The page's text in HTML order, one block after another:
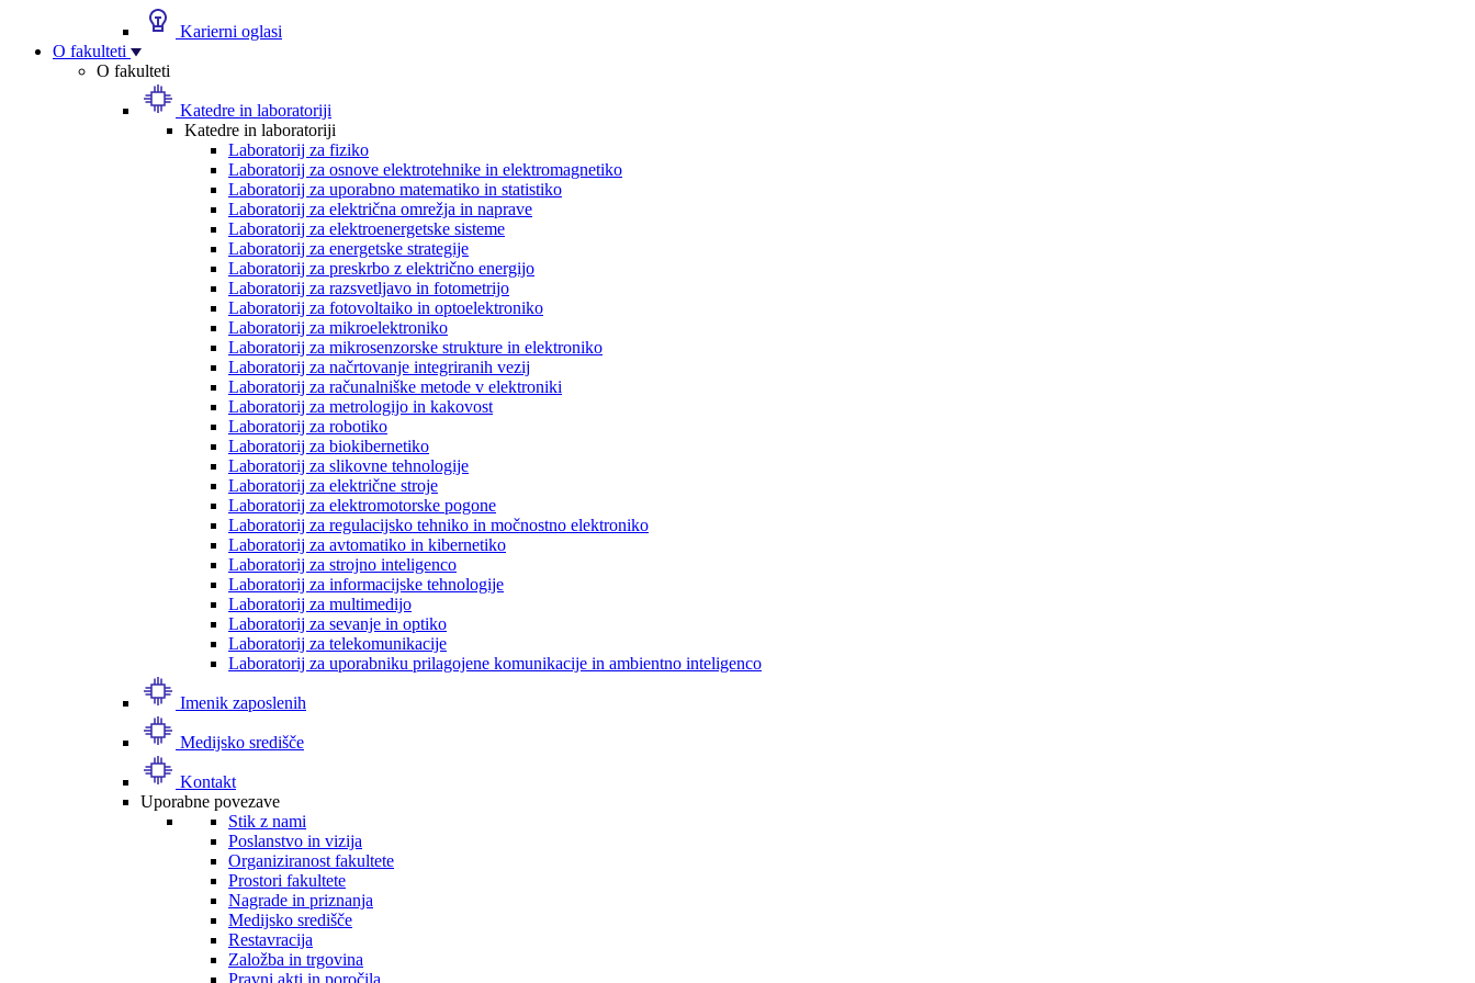
Karierni oglasi
O fakulteti
O fakulteti
Katedre in laboratoriji
Katedre in laboratoriji
Laboratorij za fiziko
Laboratorij za osnove elektrotehnike in elektromagnetiko
Laboratorij za uporabno matematiko in statistiko
Laboratorij za električna omrežja in naprave
Laboratorij za elektroenergetske sisteme
Laboratorij za energetske strategije
Laboratorij za preskrbo z električno energijo
Laboratorij za razsvetljavo in fotometrijo
Laboratorij za fotovoltaiko in optoelektroniko
Laboratorij za mikroelektroniko
Laboratorij za mikrosenzorske strukture in elektroniko
Laboratorij za načrtovanje integriranih vezij
Laboratorij za računalniške metode v elektroniki
Laboratorij za metrologijo in kakovost
Laboratorij za robotiko
Laboratorij za biokibernetiko
Laboratorij za slikovne tehnologije
Laboratorij za električne stroje
Laboratorij za elektromotorske pogone
Laboratorij za regulacijsko tehniko in močnostno elektroniko
Laboratorij za avtomatiko in kibernetiko
Laboratorij za strojno inteligenco
Laboratorij za informacijske tehnologije
Laboratorij za multimedijo
Laboratorij za sevanje in optiko
Laboratorij za telekomunikacije
Laboratorij za uporabniku prilagojene komunikacije in ambientno inteligenco
Imenik zaposlenih
Medijsko središče
Kontakt
Uporabne povezave
Stik z nami
Poslanstvo in vizija
Organiziranost fakultete
Prostori fakultete
Nagrade in priznanja
Medijsko središče
Restavracija
Založba in trgovina
Pravni akti in poročila